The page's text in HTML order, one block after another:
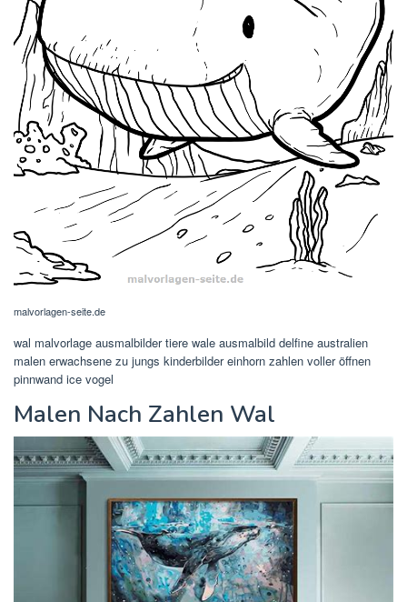
malvorlagen-seite.de
wal malvorlage ausmalbilder tiere wale ausmalbild delfine australien
malen erwachsene zu jungs kinderbilder einhorn zahlen voller öffnen
pinnwand ice vogel
Malen Nach Zahlen Wal